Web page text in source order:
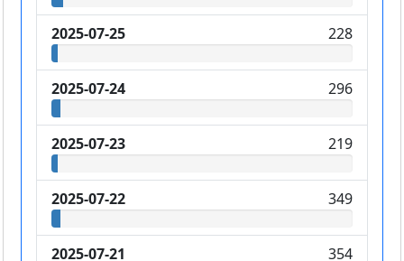
2025-07-25 228
2025-07-24 296
2025-07-23 219
2025-07-22 349
2025-07-21 354